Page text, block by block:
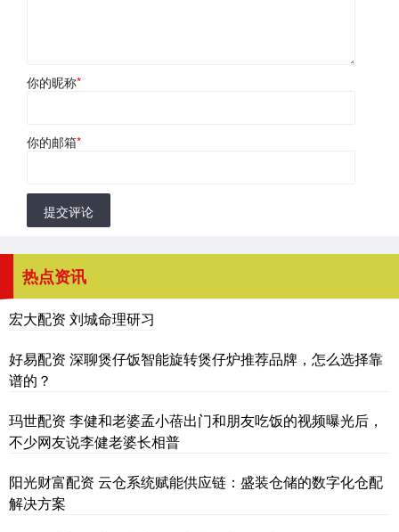
你的昵称*
你的邮箱*
提交评论
热点资讯
宏大配资 刘城命理研习
好易配资 深聊煲仔饭智能旋转煲仔炉推荐品牌，怎么选择靠
谱的？
玛世配资 李健和老婆孟小蓓出门和朋友吃饭的视频曝光后，
不少网友说李健老婆长相普
阳光财富配资 云仓系统赋能供应链：盛装仓储的数字化仓配
解决方案